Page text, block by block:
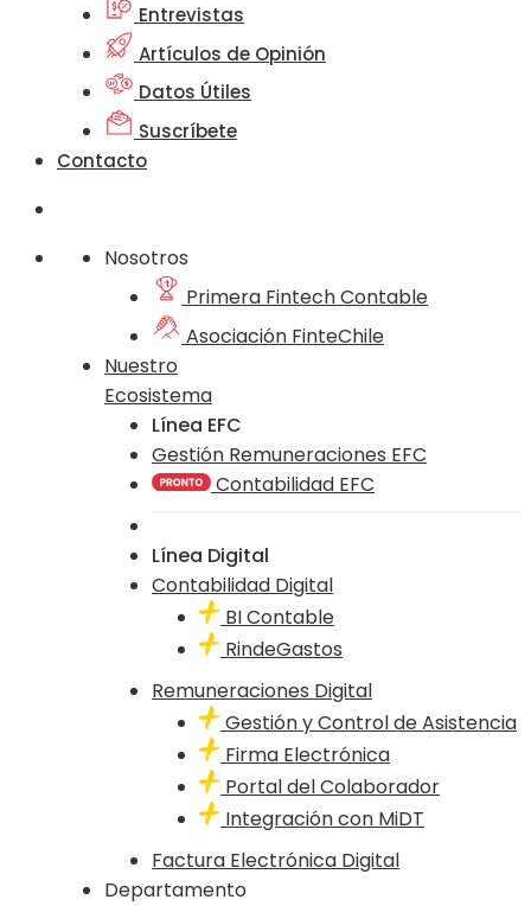
Entrevistas
Artículos de Opinión
Datos Útiles
Suscríbete
Contacto
Nosotros
Primera Fintech Contable
Asociación FinteChile
Nuestro
Ecosistema
Línea EFC
Gestión Remuneraciones EFC
Contabilidad EFC
Línea Digital
Contabilidad Digital
BI Contable
RindeGastos
Remuneraciones Digital
Gestión y Control de Asistencia
Firma Electrónica
Portal del Colaborador
Integración con MiDT
Factura Electrónica Digital
Departamento